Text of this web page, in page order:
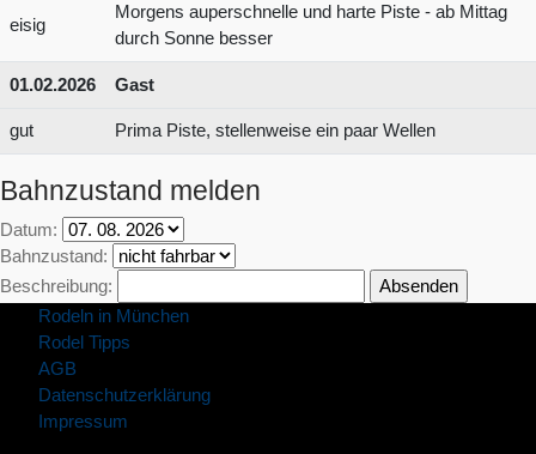
eisig
Morgens auperschnelle und harte Piste - ab Mittag
durch Sonne besser
01.02.2026 Gast
gut Prima Piste, stellenweise ein paar Wellen
Bahnzustand melden
Datum:
Bahnzustand:
Beschreibung:
Rodeln in München
Rodel Tipps
AGB
Datenschutzerklärung
Impressum